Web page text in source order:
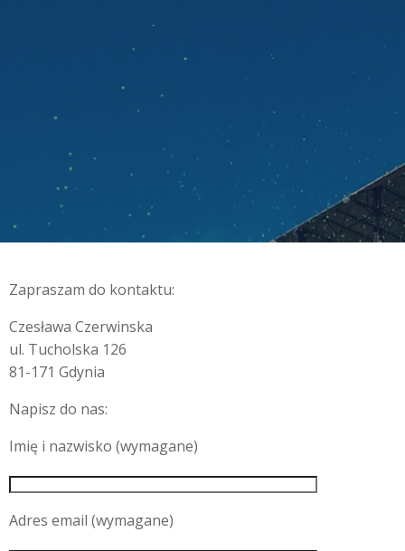
Zapraszam do kontaktu:
Czesława Czerwinska
ul. Tucholska 126
81-171 Gdynia
Napisz do nas:
Imię i nazwisko (wymagane)
Adres email (wymagane)